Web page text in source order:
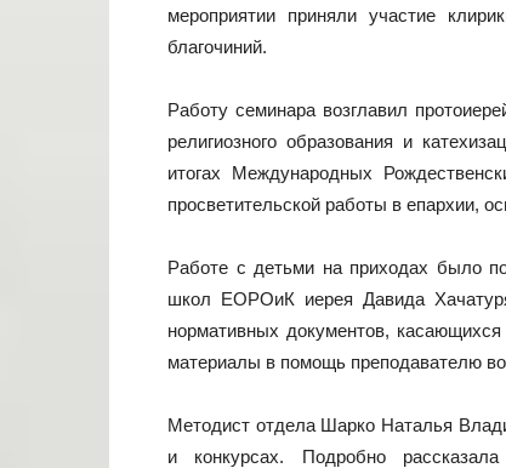
мероприятии приняли участие
благочиний.
Работу семинара возглавил
религиозного образования и
итогах Международных
просветительской работы в епархии,
Работе с детьми на приходах было
школ ЕОРОиК иерея Давида
нормативных документов,
материалы в помощь преподавателю
Методист отдела Шарко Наталья
и конкурсах. Подробно